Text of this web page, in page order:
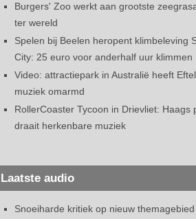
Burgers' Zoo werkt aan grootste
ter wereld
Spelen bij Beelen heropent klimbeleving
City: 25 euro voor anderhalf uur klimmen
Video: attractiepark in Australië heeft
muziek omarmd
RollerCoaster Tycoon in Drievliet: Haags
draait herkenbare muziek
Laatste audio
Snoeiharde kritiek op nieuw